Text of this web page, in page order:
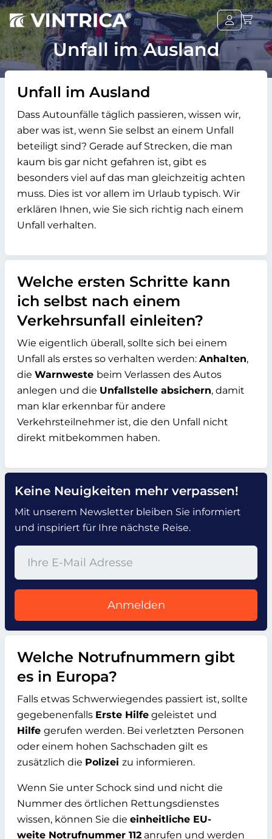
Unfall im Ausland
Unfall im Ausland
Dass Autounfälle täglich passieren, wissen wir,
aber was ist, wenn Sie selbst an einem Unfall
beteiligt sind? Gerade auf Strecken, die man
kaum bis gar nicht gefahren ist, gibt es
besonders viel auf das man gleichzeitig achten
muss. Dies ist vor allem im Urlaub typisch. Wir
erklären Ihnen, wie Sie sich richtig nach einem
Unfall verhalten.
Welche ersten Schritte kann
ich selbst nach einem
Verkehrsunfall einleiten?
Wie eigentlich überall, sollte sich bei einem
Unfall als erstes so verhalten werden: Anhalten,
die Warnweste beim Verlassen des Autos
anlegen und die Unfallstelle absichern, damit
man klar erkennbar für andere
Verkehrsteilnehmer ist, die den Unfall nicht
direkt mitbekommen haben.
Keine Neuigkeiten mehr verpassen!
Mit unserem Newsletter bleiben Sie informiert
und inspiriert für Ihre nächste Reise.
Anmelden
Welche Notrufnummern gibt
es in Europa?
Falls etwas Schwerwiegendes passiert ist, sollte
gegebenenfalls Erste Hilfe geleistet und
Hilfe gerufen werden. Bei verletzten Personen
oder einem hohen Sachschaden gilt es
zusätzlich die Polizei zu informieren.
Wenn Sie unter Schock sind und nicht die
Nummer des örtlichen Rettungsdienstes
wissen, können Sie die einheitliche EU-
weite Notrufnummer 112 anrufen und werden